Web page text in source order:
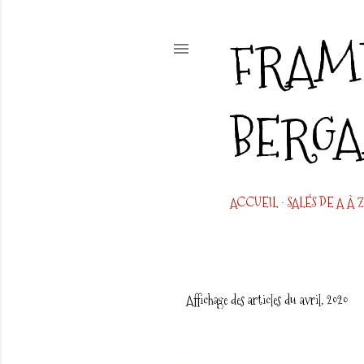
ACCUEIL SALÉS DE A À Z
Affichage des articles du avril, 2020